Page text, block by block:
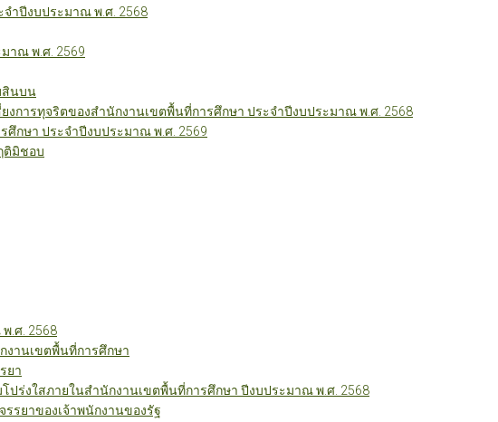
ำปีงบประมาณ พ.ศ. 2568
าณ พ.ศ. 2569
สินบน
งการทุจริตของสำนักงานเขตพื้นที่การศึกษา ประจำปีงบประมาณ พ.ศ. 2568
ศึกษา ประจำปีงบประมาณ พ.ศ. 2569
ติมิชอบ
.ศ. 2568
งานเขตพื้นที่การศึกษา
ยา
ปร่งใสภายในสำนักงานเขตพื้นที่การศึกษา ปีงบประมาณ พ.ศ. 2568
รยาของเจ้าพนักงานของรัฐ